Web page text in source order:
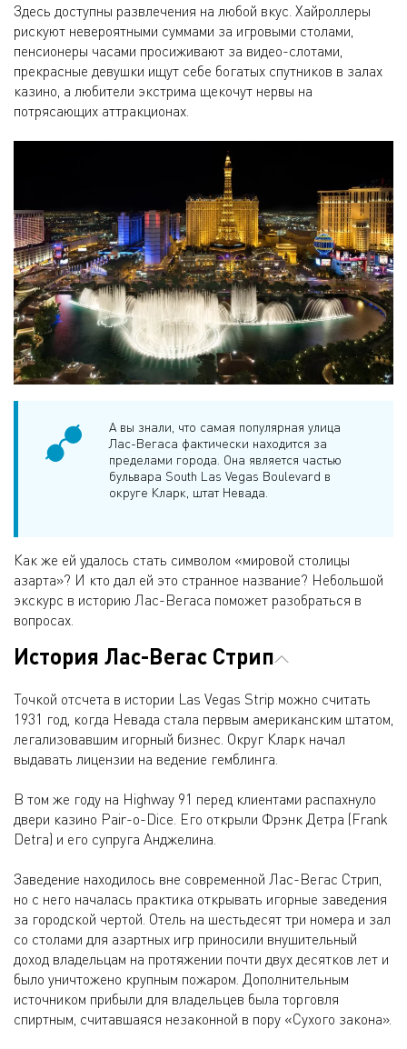
Здесь доступны развлечения на любой вкус. Хайроллеры
рискуют невероятными суммами за игровыми столами,
пенсионеры часами просиживают за видео-слотами,
прекрасные девушки ищут себе богатых спутников в залах
казино, а любители экстрима щекочут нервы на
потрясающих аттракционах.
А вы знали, что самая популярная улица
Лас-Вегаса фактически находится за
пределами города. Она является частью
бульвара South Las Vegas Boulevard в
округе Кларк, штат Невада.
Как же ей удалось стать символом «мировой столицы
азарта»? И кто дал ей это странное название? Небольшой
экскурс в историю Лас-Вегаса поможет разобраться в
вопросах.
История Лас-Вегас Стрип
Точкой отсчета в истории Las Vegas Strip можно считать
1931 год, когда Невада стала первым американским штатом,
легализовавшим игорный бизнес. Округ Кларк начал
выдавать лицензии на ведение гемблинга.
В том же году на Highway 91 перед клиентами распахнуло
двери казино Pair-o-Dice. Его открыли Фрэнк Детра (Frank
Detra) и его супруга Анджелина.
Заведение находилось вне современной Лас-Вегас Стрип,
но с него началась практика открывать игорные заведения
за городской чертой. Отель на шестьдесят три номера и зал
со столами для азартных игр приносили внушительный
доход владельцам на протяжении почти двух десятков лет и
было уничтожено крупным пожаром. Дополнительным
источником прибыли для владельцев была торговля
спиртным, считавшаяся незаконной в пору «Сухого закона».